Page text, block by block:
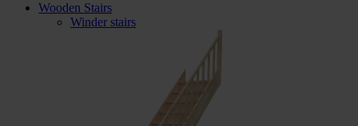
Wooden Stairs
Winder stairs